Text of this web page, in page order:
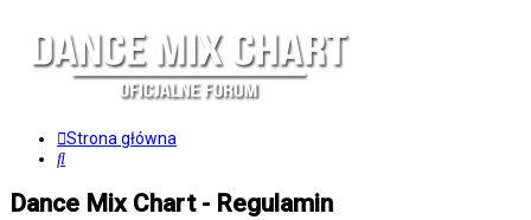
Strona główna
Szukaj
Dance Mix Chart - Regulamin